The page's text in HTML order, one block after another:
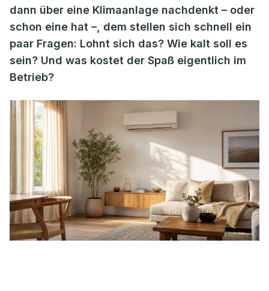
dann über eine Klimaanlage nachdenkt – oder
schon eine hat –, dem stellen sich schnell ein
paar Fragen: Lohnt sich das? Wie kalt soll es
sein? Und was kostet der Spaß eigentlich im
Betrieb?